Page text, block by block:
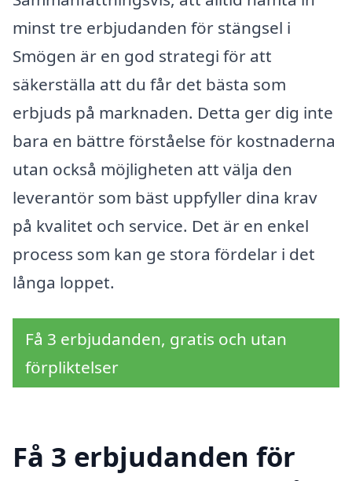
minst tre erbjudanden för stängsel i
Smögen är en god strategi för att
säkerställa att du får det bästa som
erbjuds på marknaden. Detta ger dig inte
bara en bättre förståelse för kostnaderna
utan också möjligheten att välja den
leverantör som bäst uppfyller dina krav
på kvalitet och service. Det är en enkel
process som kan ge stora fördelar i det
långa loppet.
Få 3 erbjudanden, gratis och utan
förpliktelser
Få 3 erbjudanden för